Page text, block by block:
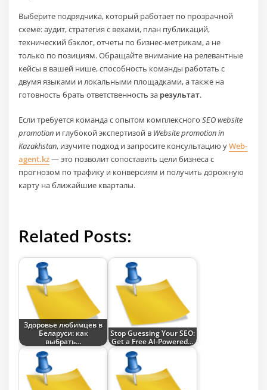
Выберите подрядчика, который работает по прозрачной
схеме: аудит, стратегия с вехами, план публикаций,
технический бэклог, отчеты по бизнес‑метрикам, а не
только по позициям. Обращайте внимание на релевантные
кейсы в вашей нише, способность команды работать с
двумя языками и локальными площадками, а также на
готовность брать ответственность за результат.
Если требуется команда с опытом комплексногоSEO website
promotion и глубокой экспертизой в Website promotion in
Kazakhstan, изучите подход и запросите консультацию уWeb-
agent.kz— это позволит сопоставить цели бизнеса с
прогнозом по трафику и конверсиям и получить дорожную
карту на ближайшие кварталы.
Related Posts:
Здоровье любимцев в
Беларуси: как
выбрать…
Stop Guessing Your SEO:
Get a Free AI-Powered…